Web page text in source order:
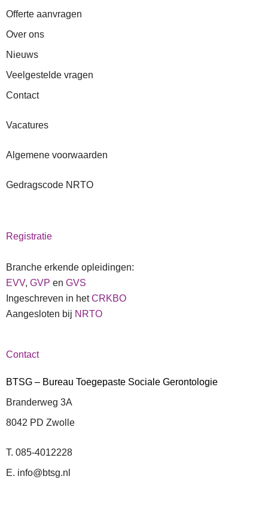
Offerte aanvragen
Over ons
Nieuws
Veelgestelde vragen
Contact
Vacatures
Algemene voorwaarden
Gedragscode NRTO
Registratie
Branche erkende opleidingen:
EVV, GVP en GVS
Ingeschreven in hetCRKBO
Aangesloten bij NRTO
Contact
BTSG – Bureau Toegepaste Sociale Gerontologie
Branderweg 3A
8042 PD Zwolle
T. 085-4012228
E. info@btsg.nl